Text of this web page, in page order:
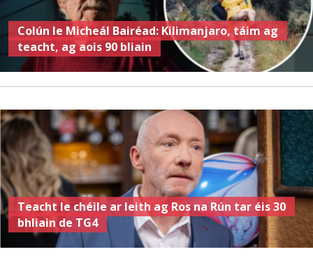
Colún le Micheál Bairéad: Kilimanjaro, táim ag
teacht, ag aois 90 bliain
Teacht le chéile ar leith ag Ros na Rún tar éis 30
bhliain de TG4